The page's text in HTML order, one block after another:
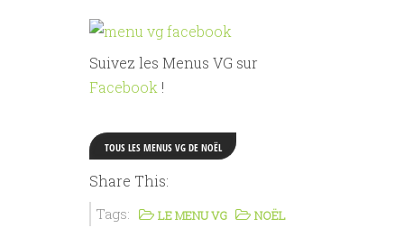
Suivez les Menus VG sur
Facebook !
TOUS LES MENUS VG DE NOËL
Share This:
Tags: LE MENU VG NOËL